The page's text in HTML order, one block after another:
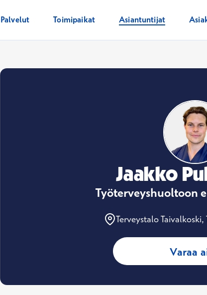
Palvelut Toimipaikat Asiantuntijat
Jaakko
Työterveyshuoltoon
Terveystalo
Varaa